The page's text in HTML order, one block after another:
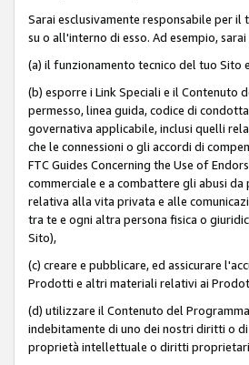
Sarai esclusivamente responsabile per
su o all'interno di esso. Ad esempio,
(a) il funzionamento tecnico del tuo Sito
(b) esporre i Link Speciali e il Contenuto
permesso, linea guida, codice di
governativa applicabile, inclusi quelli
che le connessioni o gli accordi di
FTC Guides Concerning the Use of
commerciale e a combattere gli abusi
relativa alla vita privata e alle
tra te e ogni altra persona fisica o
Sito),
(c) creare e pubblicare, ed assicurare
Prodotti e altri materiali relativi ai
(d) utilizzare il Contenuto del
indebitamente di uno dei nostri diritti o
proprietà intellettuale o diritti